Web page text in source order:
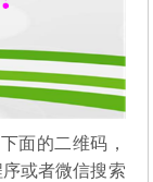
面的二维码，
序或者微信搜索